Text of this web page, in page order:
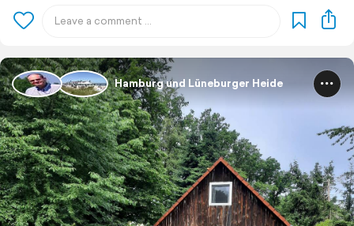
Hamburg und Lüneburger Heide